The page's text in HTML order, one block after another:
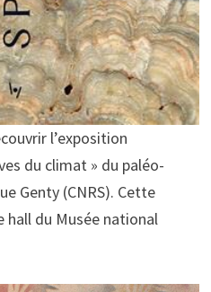
l’exposition
du climat » du paléo-
Genty (CNRS). Cette
hall du Musée national